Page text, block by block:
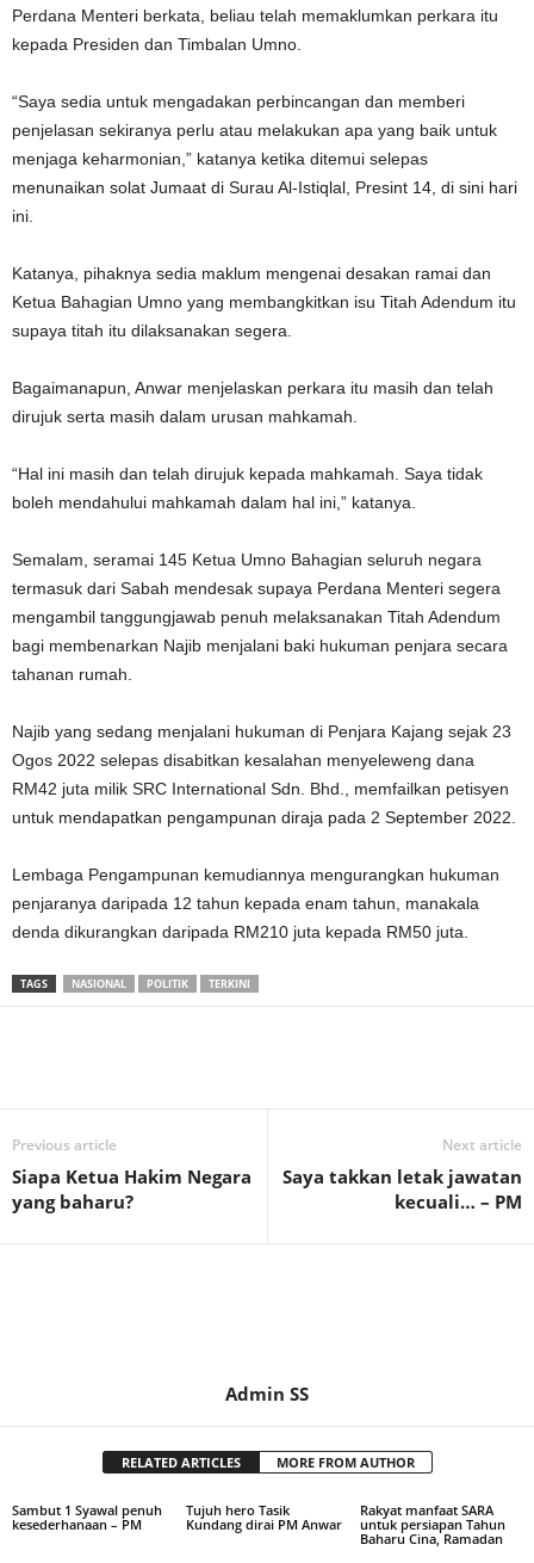
Perdana Menteri berkata, beliau telah memaklumkan perkara itu
kepada Presiden dan Timbalan Umno.
“Saya sedia untuk mengadakan perbincangan dan memberi
penjelasan sekiranya perlu atau melakukan apa yang baik untuk
menjaga keharmonian,” katanya ketika ditemui selepas
menunaikan solat Jumaat di Surau Al-Istiqlal, Presint 14, di sini hari
ini.
Katanya, pihaknya sedia maklum mengenai desakan ramai dan
Ketua Bahagian Umno yang membangkitkan isu Titah Adendum itu
supaya titah itu dilaksanakan segera.
Bagaimanapun, Anwar menjelaskan perkara itu masih dan telah
dirujuk serta masih dalam urusan mahkamah.
“Hal ini masih dan telah dirujuk kepada mahkamah. Saya tidak
boleh mendahului mahkamah dalam hal ini,” katanya.
Semalam, seramai 145 Ketua Umno Bahagian seluruh negara
termasuk dari Sabah mendesak supaya Perdana Menteri segera
mengambil tanggungjawab penuh melaksanakan Titah Adendum
bagi membenarkan Najib menjalani baki hukuman penjara secara
tahanan rumah.
Najib yang sedang menjalani hukuman di Penjara Kajang sejak 23
Ogos 2022 selepas disabitkan kesalahan menyeleweng dana
RM42 juta milik SRC International Sdn. Bhd., memfailkan petisyen
untuk mendapatkan pengampunan diraja pada 2 September 2022.
Lembaga Pengampunan kemudiannya mengurangkan hukuman
penjaranya daripada 12 tahun kepada enam tahun, manakala
denda dikurangkan daripada RM210 juta kepada RM50 juta.
TAGS NASIONAL POLITIK TERKINI
Previous article
Siapa Ketua Hakim Negara
yang baharu?
Next article
Saya takkan letak jawatan
kecuali… – PM
Admin SS
RELATED ARTICLES MORE FROM AUTHOR
Sambut 1 Syawal penuh
kesederhanaan – PM
Tujuh hero Tasik
Kundang dirai PM Anwar
Rakyat manfaat SARA
untuk persiapan Tahun
Baharu Cina, Ramadan